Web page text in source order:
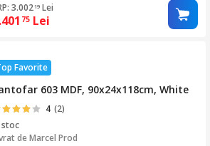
3.00219 Lei
75 Lei
Favorite
603 MDF, 90x24x118cm, White
4 (2)
stoc
deMarcel Prod